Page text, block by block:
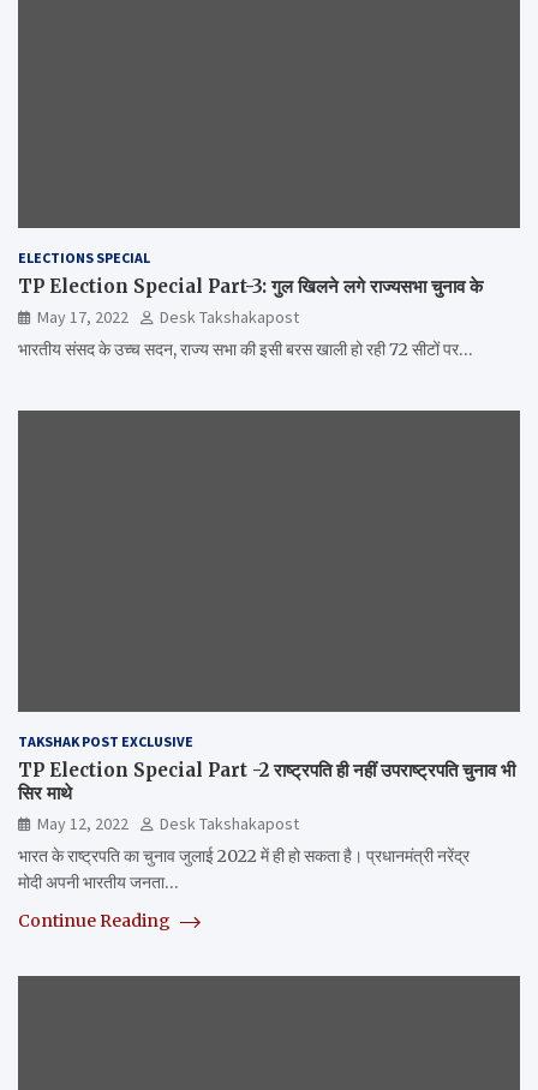
ELECTIONS SPECIAL
TP Election Special Part-3: गुल खिलने लगे राज्यसभा चुनाव के
May 17, 2022
Desk Takshakapost
भारतीय संसद के उच्च सदन, राज्य सभा की इसी बरस खाली हो रही 72 सीटों पर…
TAKSHAK POST EXCLUSIVE
TP Election Special Part -2 राष्ट्रपति ही नहीं उपराष्ट्रपति चुनाव भी
सिर माथे
May 12, 2022
Desk Takshakapost
भारत के राष्‍ट्रपति का चुनाव जुलाई 2022 में ही हो सकता है। प्रधानमंत्री नरेंद्र
मोदी अपनी भारतीय जनता…
Continue Reading